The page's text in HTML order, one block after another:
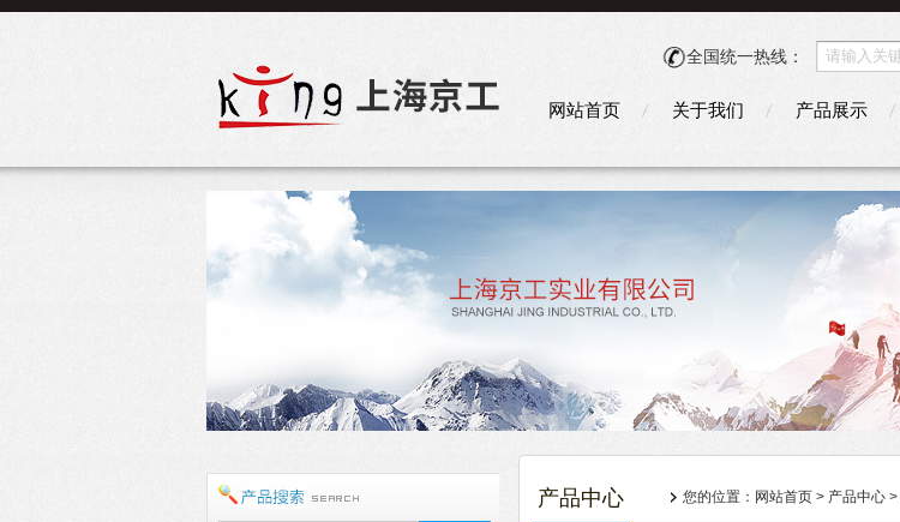
全国统一热线：
网站首页 关于我们 产品展示
产品中心 您的位置： 网站首页 > 产品中心 >